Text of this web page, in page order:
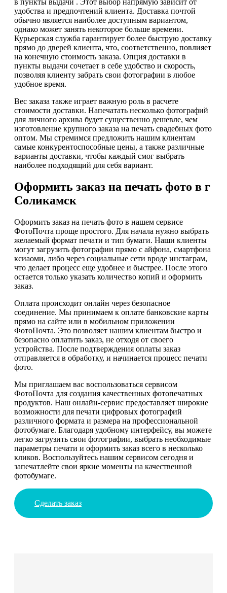
удобства и предпочтений клиента. Доставка почтой
обычно является наиболее доступным вариантом,
однако может занять некоторое больше времени.
Курьерская служба гарантирует более быструю доставку
прямо до дверей клиента, что, соответственно, повлияет
на конечную стоимость заказа. Опция доставки в
пункты выдачи сочетает в себе удобство и скорость,
позволяя клиенту забрать свои фотографии в любое
удобное время.
Вес заказа также играет важную роль в расчете
стоимости доставки. Напечатать несколько фотографий
для личного архива будет существенно дешевле, чем
изготовление крупного заказа на печать свадебных фото
оптом. Мы стремимся предложить нашим клиентам
самые конкурентоспособные цены, а также различные
варианты доставки, чтобы каждый смог выбрать
наиболее подходящий для себя вариант.
Оформить заказ на печать фото в г
Соликамск
Оформить заказ на печать фото в нашем сервисе
ФотоПочта проще простого. Для начала нужно выбрать
желаемый формат печати и тип бумаги. Наши клиенты
могут загрузить фотографии прямо с айфона, смартфона
ксиаоми, либо через социальные сети вроде инстаграм,
что делает процесс еще удобнее и быстрее. После этого
остается только указать количество копий и оформить
заказ.
Оплата происходит онлайн через безопасное
соединение. Мы принимаем к оплате банковские карты
прямо на сайте или в мобильном приложении
ФотоПочта. Это позволяет нашим клиентам быстро и
безопасно оплатить заказ, не отходя от своего
устройства. После подтверждения оплаты заказ
отправляется в обработку, и начинается процесс печати
фото.
Мы приглашаем вас воспользоваться сервисом
ФотоПочта для создания качественных фотопечатных
продуктов. Наш онлайн-сервис предоставляет широкие
возможности для печати цифровых фотографий
различного формата и размера на профессиональной
фотобумаге. Благодаря удобному интерфейсу, вы можете
легко загрузить свои фотографии, выбрать необходимые
параметры печати и оформить заказ всего в несколько
кликов. Воспользуйтесь нашим сервисом сегодня и
запечатлейте свои яркие моменты на качественной
фотобумаге.
Сделать заказ